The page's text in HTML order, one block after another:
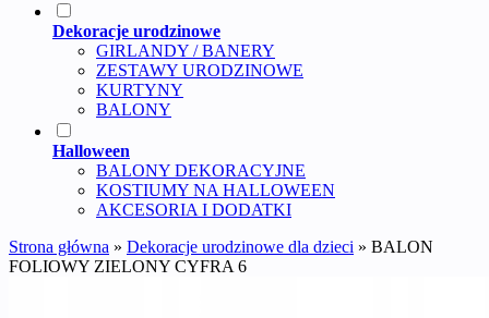
Dekoracje urodzinowe
GIRLANDY / BANERY
ZESTAWY URODZINOWE
KURTYNY
BALONY
Halloween
BALONY DEKORACYJNE
KOSTIUMY NA HALLOWEEN
AKCESORIA I DODATKI
Strona główna » Dekoracje urodzinowe dla dzieci » BALON
FOLIOWY ZIELONY CYFRA 6